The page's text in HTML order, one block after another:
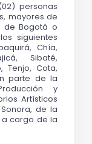
personas
mayores de
de Bogotá o
siguientes
Chía,
Sibaté,
Tenjo, Cota,
parte de la
y
Artísticos
de la
cargo de la